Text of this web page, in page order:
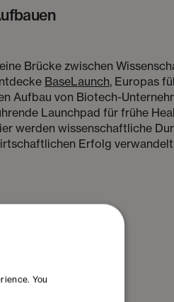
Brücke zwischen
BaseLaunch, Europas
Aufbau von Biotech-
Launchpad für frühe
werden wissenschaftliche
Erfolg verwandelt
You